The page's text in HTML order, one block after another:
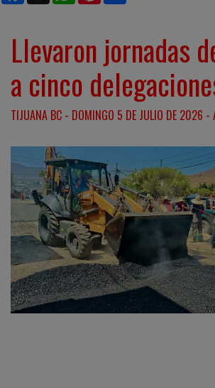
Llevaron jornadas
a cinco
TIJUANA BC - DOMINGO 5 DE JULIO DE 2026 -